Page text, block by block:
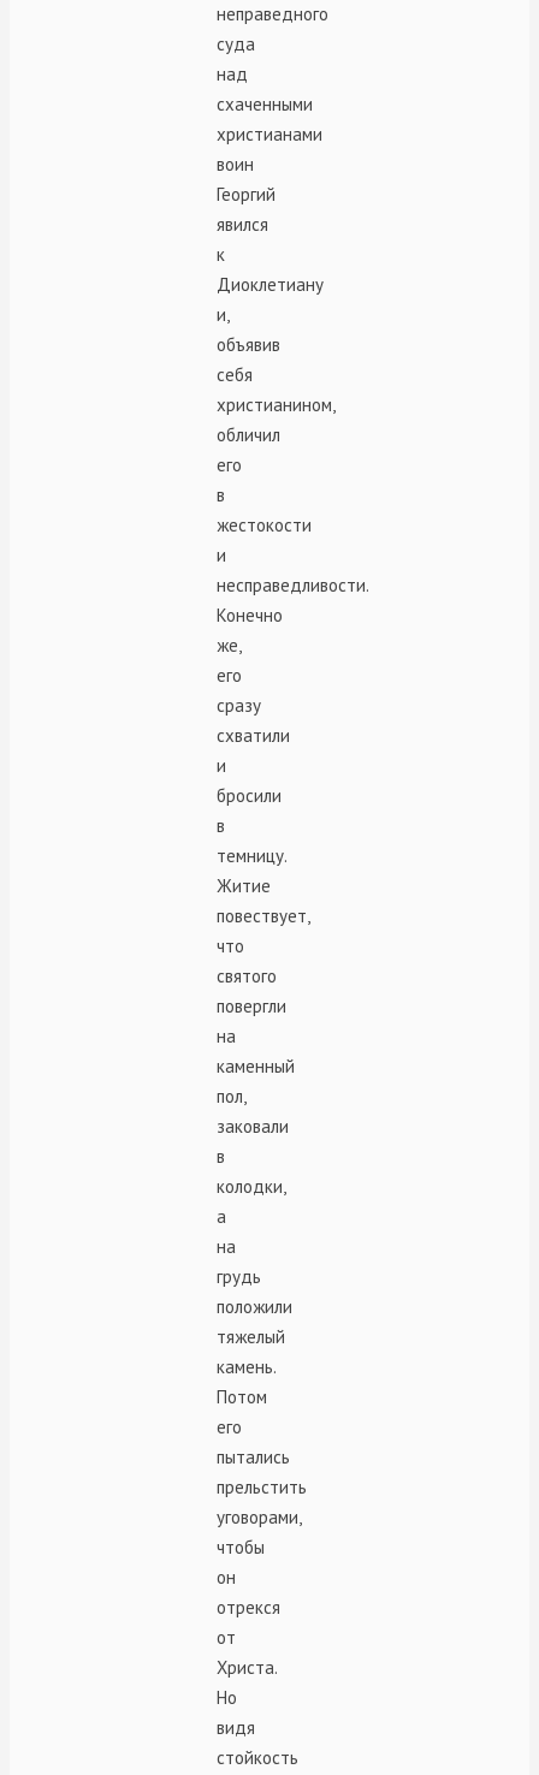
неправедного
суда
над
схаченными
христианами
воин
Георгий
явился
к
Диоклетиану
и,
объявив
себя
христианином,
обличил
его
в
жестокости
и
несправедливости.
Конечно
же,
его
сразу
схватили
и
бросили
в
темницу.
Житие
повествует,
что
святого
повергли
на
каменный
пол,
заковали
в
колодки,
а
на
грудь
положили
тяжелый
камень.
Потом
его
пытались
прельстить
уговорами,
чтобы
он
отрекся
от
Христа.
Но
видя
стойкость